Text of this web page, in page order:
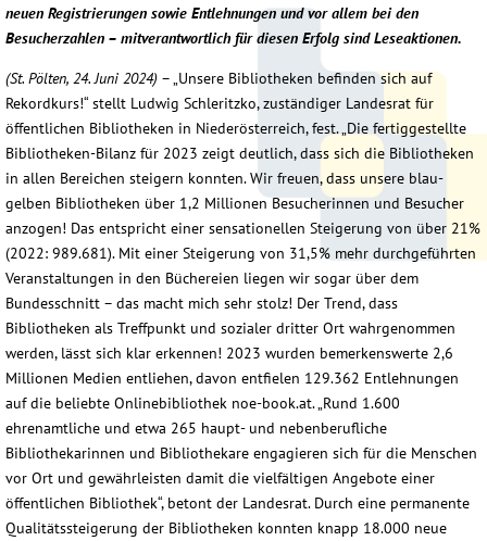
neuen Registrierungen sowie Entlehnungen und vor allem bei den
Besucherzahlen – mitverantwortlich für diesen Erfolg sind Leseaktionen.
(St. Pölten, 24. Juni 2024) – „Unsere Bibliotheken befinden sich auf
Rekordkurs!“ stellt Ludwig Schleritzko, zuständiger Landesrat für
öffentlichen Bibliotheken in Niederösterreich, fest. „Die fertiggestellte
Bibliotheken-Bilanz für 2023 zeigt deutlich, dass sich die Bibliotheken
in allen Bereichen steigern konnten. Wir freuen, dass unsere blau-
gelben Bibliotheken über 1,2 Millionen Besucherinnen und Besucher
anzogen! Das entspricht einer sensationellen Steigerung von über 21%
(2022: 989.681). Mit einer Steigerung von 31,5% mehr durchgeführten
Veranstaltungen in den Büchereien liegen wir sogar über dem
Bundesschnitt – das macht mich sehr stolz! Der Trend, dass
Bibliotheken als Treffpunkt und sozialer dritter Ort wahrgenommen
werden, lässt sich klar erkennen! 2023 wurden bemerkenswerte 2,6
Millionen Medien entliehen, davon entfielen 129.362 Entlehnungen
auf die beliebte Onlinebibliothek noe-book.at. „Rund 1.600
ehrenamtliche und etwa 265 haupt- und nebenberufliche
Bibliothekarinnen und Bibliothekare engagieren sich für die Menschen
vor Ort und gewährleisten damit die vielfältigen Angebote einer
öffentlichen Bibliothek“, betont der Landesrat. Durch eine permanente
Qualitätssteigerung der Bibliotheken konnten knapp 18.000 neue